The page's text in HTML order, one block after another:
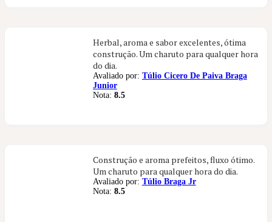
Herbal, aroma e sabor excelentes, ótima
construção. Um charuto para qualquer hora
do dia.
Avaliado por: Túlio Cicero De Paiva Braga
Junior
Nota: 8.5
Construção e aroma prefeitos, fluxo ótimo.
Um charuto para qualquer hora do dia.
Avaliado por: Túlio Braga Jr
Nota: 8.5